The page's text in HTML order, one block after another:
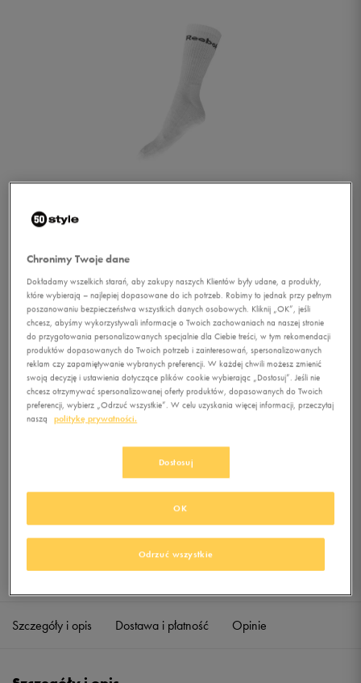
REEBOK SKARPETY 3 FOR
2 CREW 3PPK
0.0 (0 )
4,99złz Vat
+ 25 PKT WKLUBIE 50 STYLE
Produkt niedostępny
Jeśli artykuł będzie ponownie dostępny, otrzymasz od nas powiadomienie.
Wybierz rozmiar
40-42
Szczegóły i opis Dostawa i płatność Opinie
Chronimy Twoje dane
Dokładamy wszelkich starań, aby zakupy naszych Klientów były udane, a produkty,
które wybierają – najlepiej dopasowane do ich potrzeb. Robimy to jednak przy pełnym
poszanowaniu bezpieczeństwa wszystkich danych osobowych. Kliknij „OK”, jeśli
chcesz, abyśmy wykorzystywali informacje o Twoich zachowaniach na naszej stronie
do przygotowania personalizowanych specjalnie dla Ciebie treści, w tym rekomendacji
produktów dopasowanych do Twoich potrzeb i zainteresowań, spersonalizowanych
reklam czy zapamiętywanie wybranych preferencji. W każdej chwili możesz zmienić
swoją decyzję i ustawienia dotyczące plików cookie wybierając „Dostosuj”. Jeśli nie
chcesz otrzymywać spersonalizowanej oferty produktów, dopasowanych do Twoich
preferencji, wybierz „Odrzuć wszystkie”. W celu uzyskania więcej informacji, przeczytaj
naszą politykę prywatności.
Dostosuj
Odrzuć wszystkie
OK